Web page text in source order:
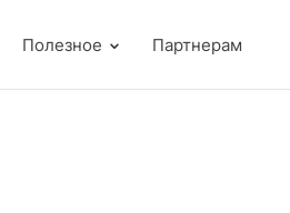
Полезное Партнерам